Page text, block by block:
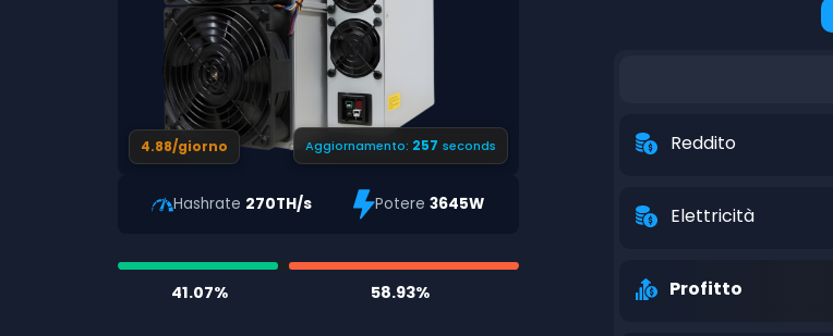
4.88/giorno Aggiornamento: 256 seconds
Hashrate 270TH/s Potere 3645W
41.07% 58.93%
Reddito
Elettricità
Profitto